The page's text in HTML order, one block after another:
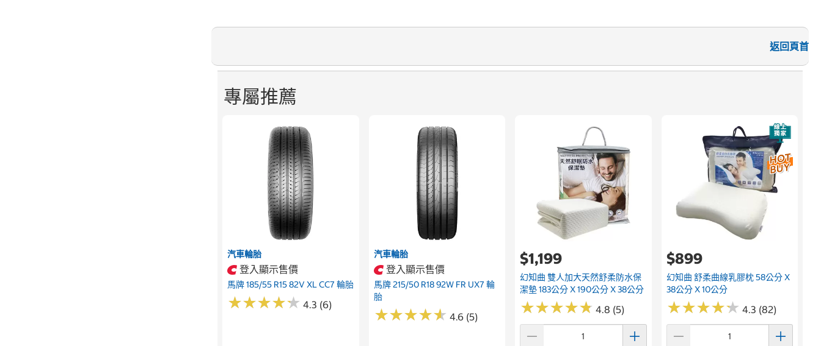
返回頁首
專屬推薦
汽車輪胎
登入顯示售價
馬牌 185/55 R15 82V XL CC7 輪胎
★★★★★
★★★★★ 4.3 (6)
汽車輪胎
登入顯示售價
馬牌 215/50 R18 92W FR UX7 輪
胎
★★★★★
★★★★★ 4.6 (5)
$1,199
幻知曲 雙人加大天然舒柔防水保
潔墊 183公分 X 190公分 X 38公分
★★★★★
★★★★★ 4.8 (5)
$899
幻知曲 舒柔曲線乳膠枕 58公分 X
38公分 X 10公分
★★★★★
★★★★★ 4.3 (82)